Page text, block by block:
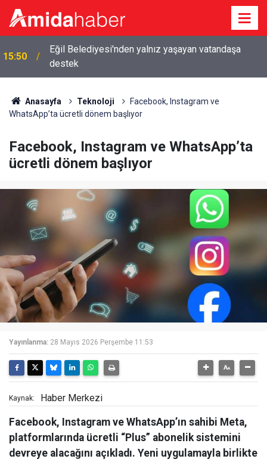
15:50
Eğil Belediyesi'nden yalnız yaşayan vatandaşa
destek
Anasayfa Teknoloji
Facebook, Instagram ve
WhatsApp’ta ücretli dönem başlıyor
Facebook, Instagram ve WhatsApp’ta
ücretli dönem başlıyor
Yayınlanma: 28 Mayıs 2026 Perşembe 11:53
Kaynak: Haber Merkezi
Facebook, Instagram ve WhatsApp’ın sahibi Meta,
platformlarında ücretli “Plus” abonelik sistemini
devreye alacağını açıkladı. Yeni uygulamayla birlikte